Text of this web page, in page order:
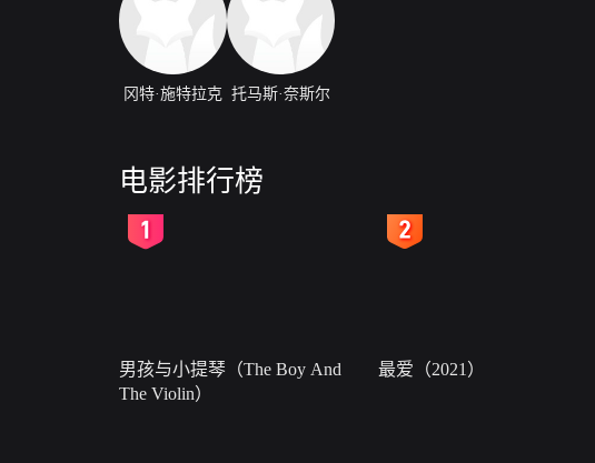
冈特·施特拉克 托马斯·奈斯尔
电影排行榜
男孩与小提琴（The Boy And
The Violin）
最爱（2021）